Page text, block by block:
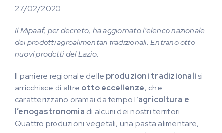
27/02/2020
Il Mipaaf, per decreto, ha aggiornato l’elenco nazionale
dei prodotti agroalimentari tradizionali. Entrano otto
nuovi prodotti del Lazio.
Il paniere regionale delle produzioni tradizionalisi
arricchisce di altre otto eccellenze, che
caratterizzano oramai da tempo l’agricoltura e
l’enogastronomia di alcuni dei nostri territori.
Quattro produzioni vegetali, una pasta alimentare,